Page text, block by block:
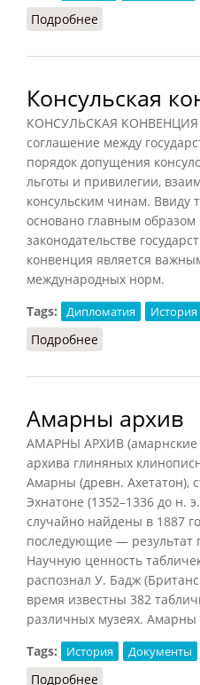
Подробнее
Консульская
КОНСУЛЬСКАЯ КОНВЕНЦИЯ
соглашение между
порядок допущения
льготы и привилегии,
консульским чинам. Ввиду
основано главным
законодательстве
конвенция является
международных норм.
Tags:
Дипломатия История
Подробнее
Амарны архив
АМАРНЫ АРХИВ (амарнские
архива глиняных
Амарны (древн. Ахетатон),
Эхнатоне (1352–1336 до н.
случайно найдены в 1887
последующие — результат
Научную ценность
распознал У. Бадж
время известны 382
различных музеях.
Tags:
История Документы
Подробнее